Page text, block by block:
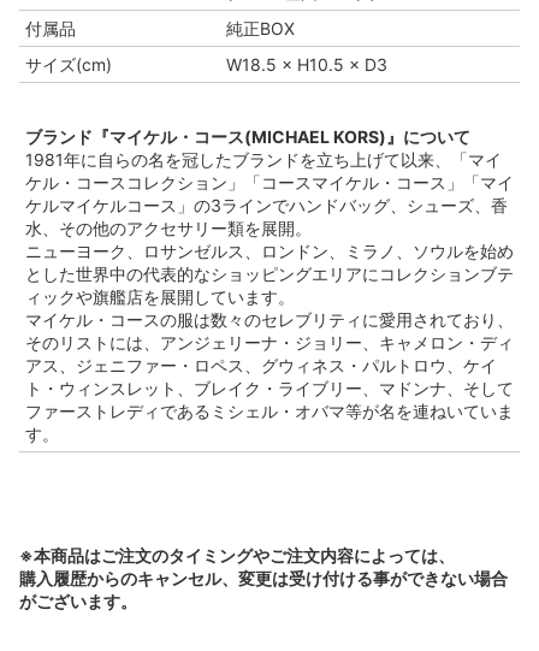
付属品
純正BOX
サイズ(cm)
W18.5 × H10.5 × D3
ブランド『マイケル・コース(MICHAEL KORS)』について
1981年に自らの名を冠したブランドを立ち上げて以来、「マイ
ケル・コースコレクション」「コースマイケル・コース」「マイ
ケルマイケルコース」の3ラインでハンドバッグ、シューズ、香
水、その他のアクセサリー類を展開。
ニューヨーク、ロサンゼルス、ロンドン、ミラノ、ソウルを始め
とした世界中の代表的なショッピングエリアにコレクションブテ
ィックや旗艦店を展開しています。
マイケル・コースの服は数々のセレブリティに愛用されており、
そのリストには、アンジェリーナ・ジョリー、キャメロン・ディ
アス、ジェニファー・ロペス、グウィネス・パルトロウ、ケイ
ト・ウィンスレット、ブレイク・ライブリー、マドンナ、そして
ファーストレディであるミシェル・オバマ等が名を連ねいていま
す。
※本商品はご注文のタイミングやご注文内容によっては、
購入履歴からのキャンセル、変更は受け付ける事ができない場合
がございます。